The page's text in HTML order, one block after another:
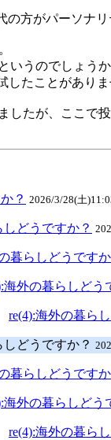
の方がパーソナ
いうのでしょう
したことがあり
したが、ここで
？ 2026/3/28(土
どうですか？
暮らしどうですか
海外の暮らしどう
re(4):海外の暮ら
しどうですか？
暮らしどうですか
海外の暮らしどう
re(4):海外の暮ら